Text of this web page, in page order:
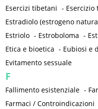
Esercizi tibetani -
Estradiolo (estrogeno
Estriolo - Estroboloma -
Etica e bioetica - Eubiosi e
Evitamento sessuale
F
Fallimento esistenziale -
Farmaci / Controindicazioni